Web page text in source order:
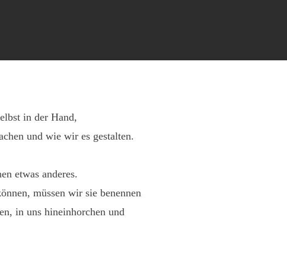
in der Hand,
und wie wir es gestalten.
etwas anderes.
müssen wir sie benennen
in uns hineinhorchen und